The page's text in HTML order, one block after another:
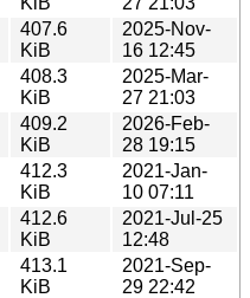
407.6
KiB
2025-Nov-
16 12:45
408.3
KiB
2025-Mar-
27 21:03
409.2
KiB
2026-Feb-
28 19:15
412.3
KiB
2021-Jan-
10 07:11
412.6
KiB
2021-Jul-25
12:48
413.1
KiB
2021-Sep-
29 22:42